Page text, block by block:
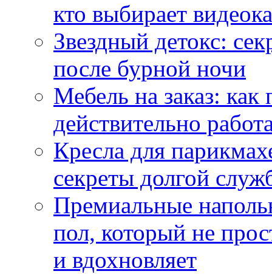
кто выбирает
Звездный детокс:
после бурной ночи
Мебель на заказ:
действительно
Кресла для
секреты долгой
Премиальные
пол, который не
и вдохновляет